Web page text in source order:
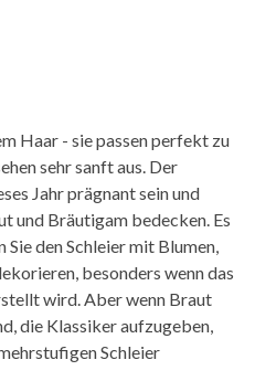
Haar - sie passen perfekt zu
sehr sanft aus. Der
Jahr prägnant sein und
und Bräutigam bedecken. Es
den Schleier mit Blumen,
besonders wenn das
wird. Aber wenn Braut
die Klassiker aufzugeben,
Schleier